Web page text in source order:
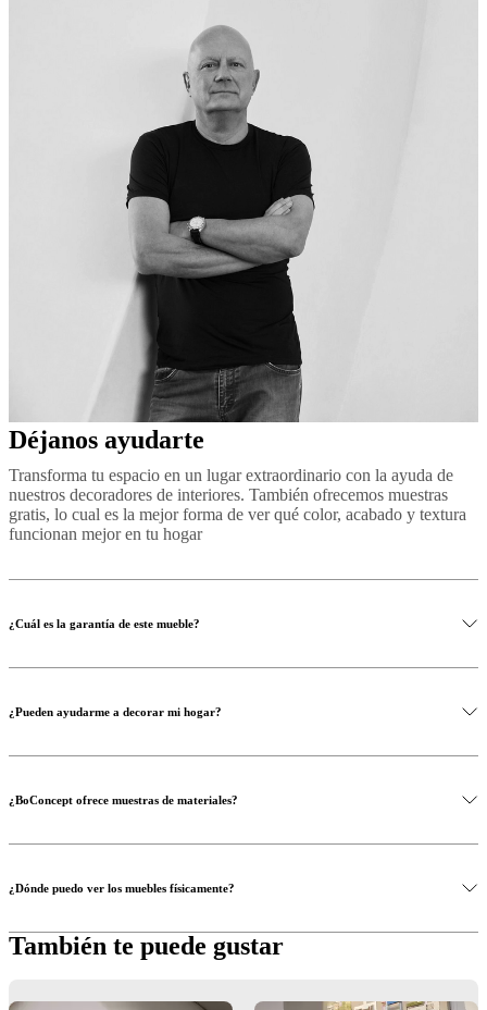
Déjanos ayudarte
Transforma tu espacio en un lugar extraordinario con la ayuda de
nuestros decoradores de interiores. También ofrecemos muestras
gratis, lo cual es la mejor forma de ver qué color, acabado y textura
funcionan mejor en tu hogar
¿Cuál es la garantía de este mueble?
¿Pueden ayudarme a decorar mi hogar?
¿BoConcept ofrece muestras de materiales?
Solicita muestras
¿Dónde puedo ver los muebles físicamente?
Encuentra tu tienda más cercana
También te puede gustar